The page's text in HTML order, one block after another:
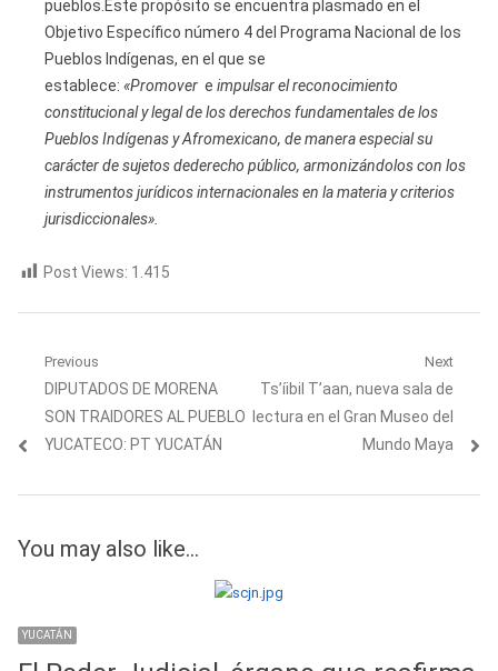
pueblos.Este propósito se encuentra plasmado en el
Objetivo Específico número 4 del Programa Nacional de los
Pueblos Indígenas, en el que se
establece: «Promover e impulsar el reconocimiento
constitucional y legal de los derechos fundamentales de los
Pueblos Indígenas y Afromexicano, de manera especial su
carácter de sujetos dederecho público, armonizándolos con los
instrumentos jurídicos internacionales en la materia y criterios
jurisdiccionales».
Post Views: 1.415
Navegación
de
entradas
Previous
Previous
post:
DIPUTADOS DE MORENA
SON TRAIDORES AL PUEBLO
YUCATECO: PT YUCATÁN
Next
Next
post:
Ts’íibil T’aan, nueva sala de
lectura en el Gran Museo del
Mundo Maya
You may also like...
YUCATÁN